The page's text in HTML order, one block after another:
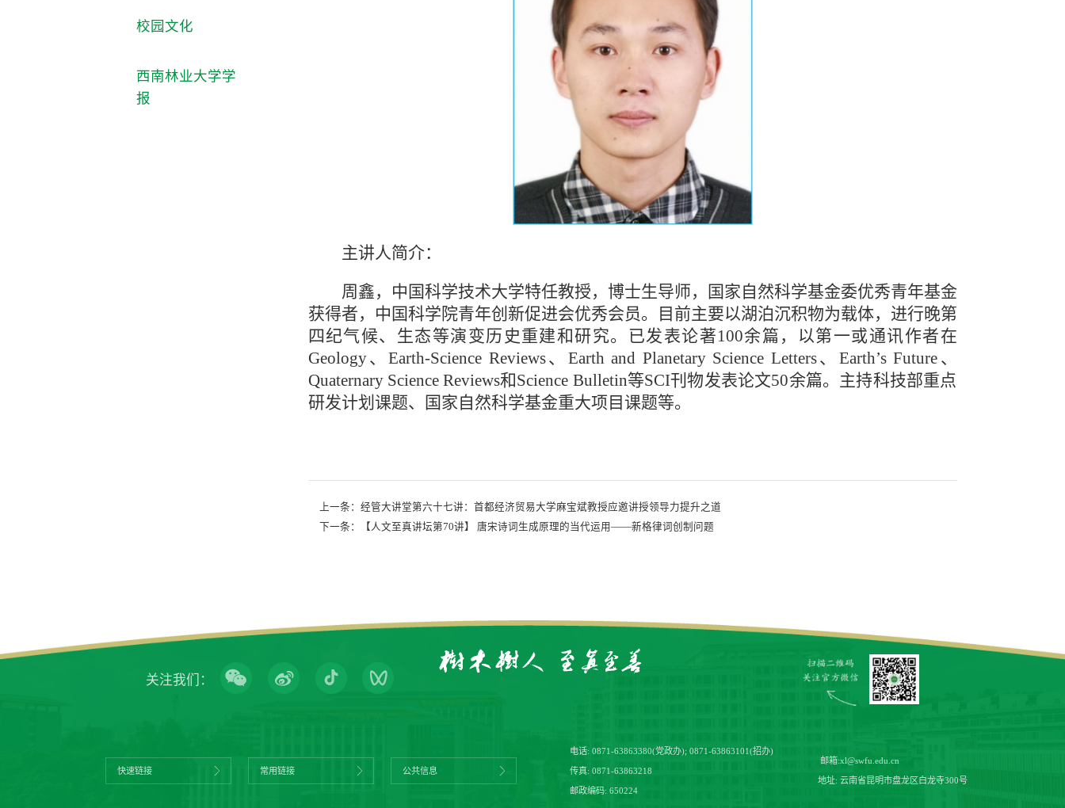
校园文化
西南林业大学学
报
主讲人简介：
周鑫，中国科学技术大学特任教授，博士生导师，国家自然科学基金委优秀青年基金
获得者，中国科学院青年创新促进会优秀会员。目前主要以湖泊沉积物为载体，进行晚第
四纪气候、生态等演变历史重建和研究。已发表论著100余篇，以第一或通讯作者在
Geology、Earth-Science Reviews、Earth and Planetary Science Letters、Earth’s Future、
Quaternary Science Reviews和Science Bulletin等SCI刊物发表论文50余篇。主持科技部重点
研发计划课题、国家自然科学基金重大项目课题等。
上一条： 经管大讲堂第六十七讲：首都经济贸易大学麻宝斌教授应邀讲授领导力提升之道
下一条：
【人文至真讲坛第70讲】 唐宋诗词生成原理的当代运用——新格律词创制问题
关注我们：
快速链接 常用链接 公共信息
电话: 0871-63863380(党政办); 0871-63863101(招办)
传真: 0871-63863218
邮政编码: 650224
邮箱:xl@swfu.edu.cn
地址: 云南省昆明市盘龙区白龙寺300号